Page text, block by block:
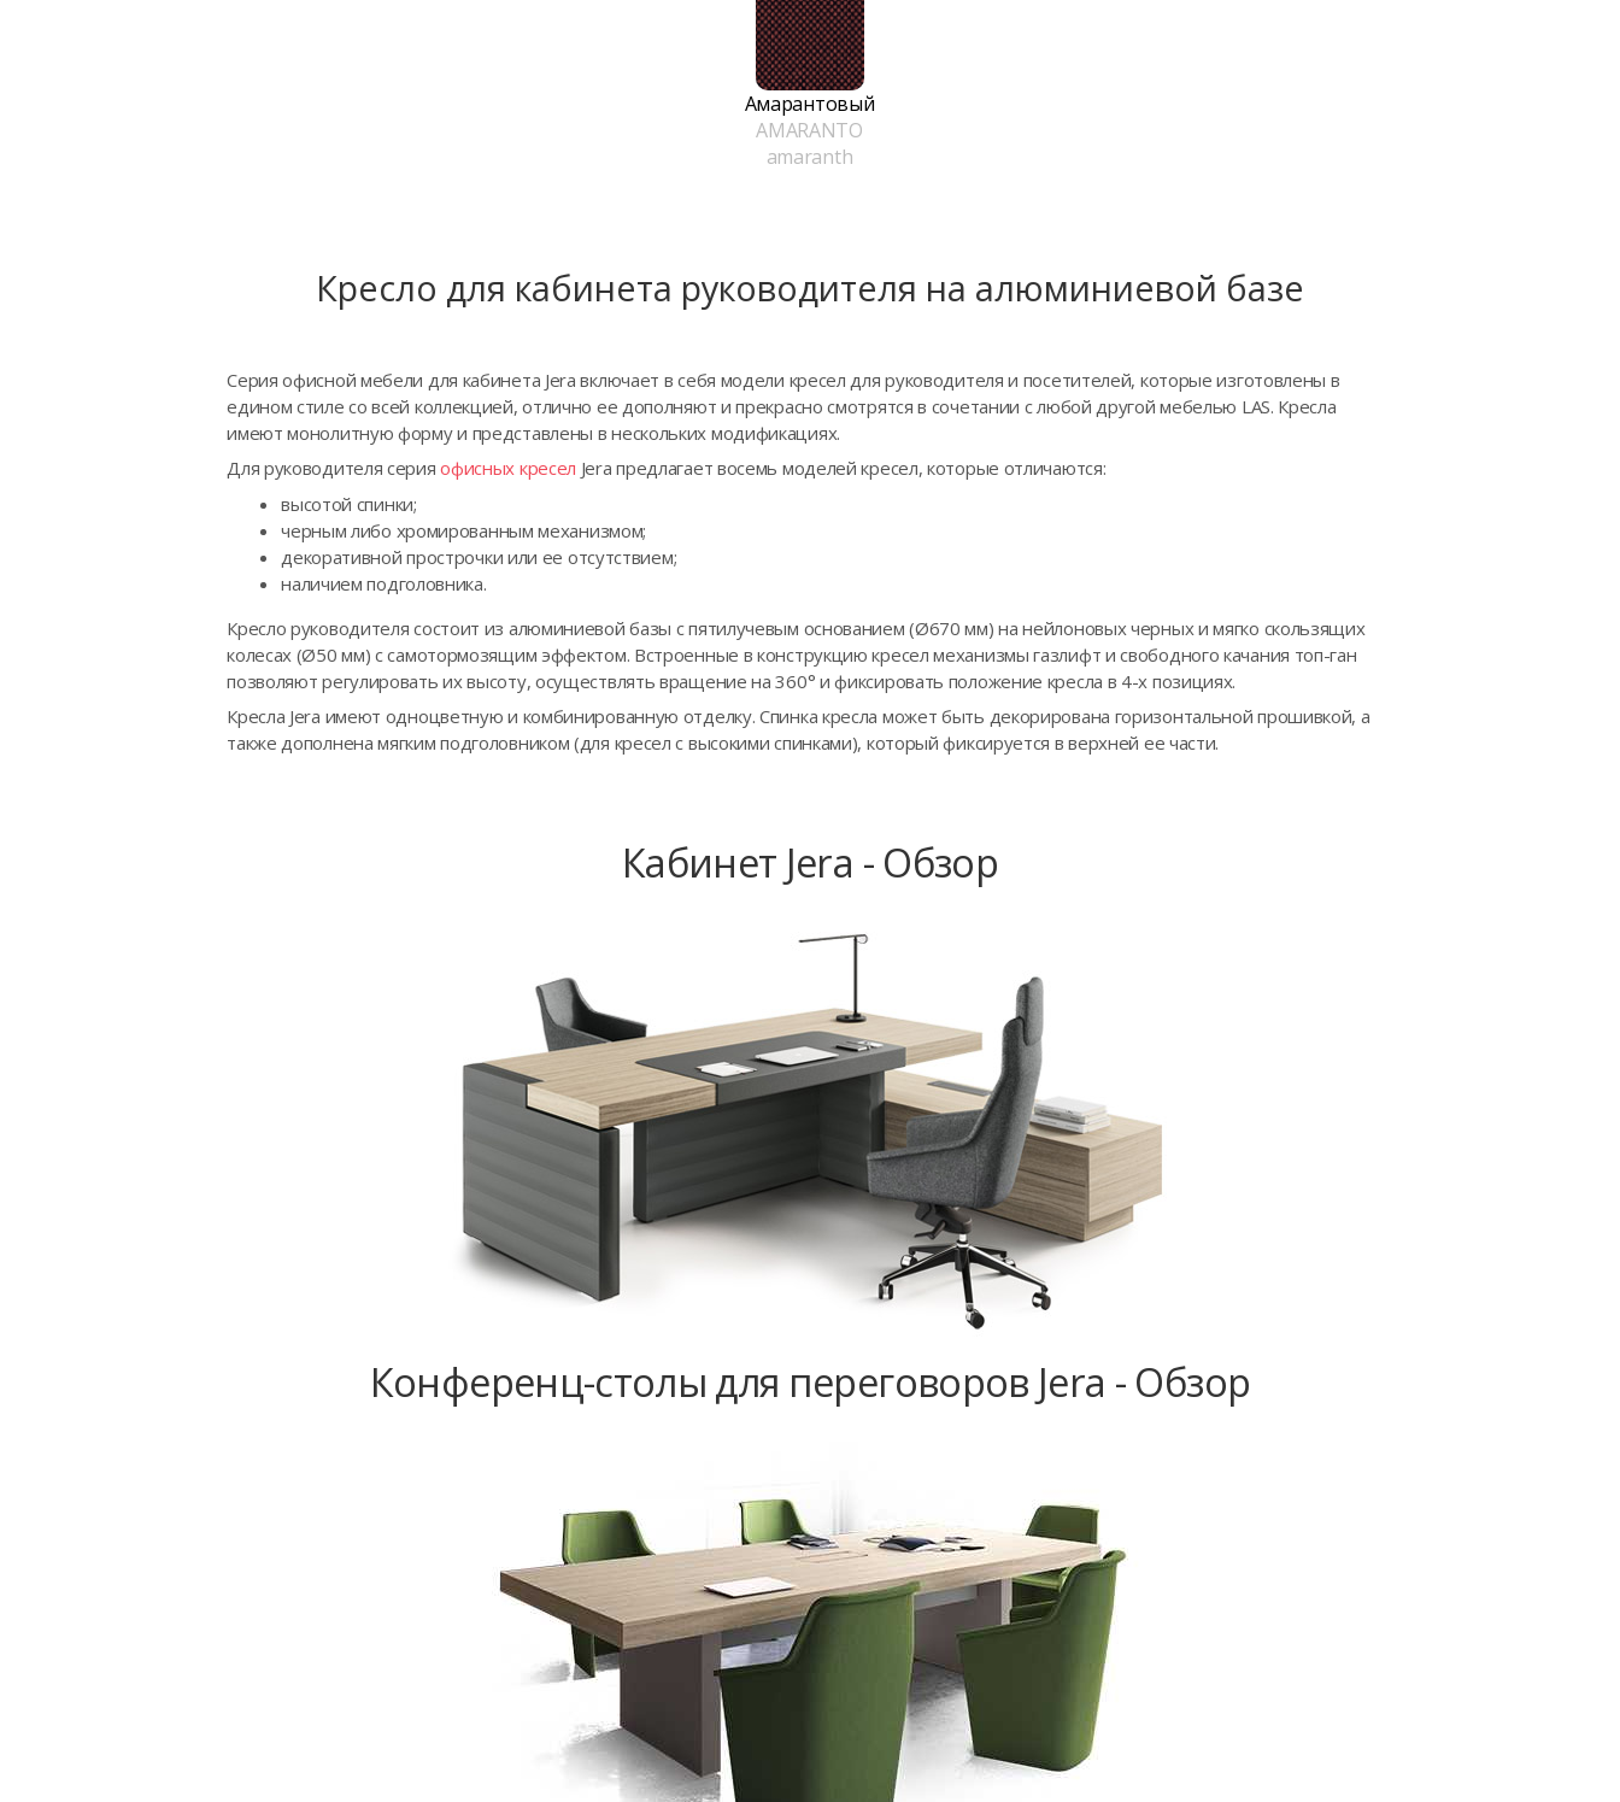
Амарантовый
AMARANTO
amaranth
Кресло для кабинета руководителя на алюминиевой базе
Серия офисной мебели для кабинета Jera включает в себя модели кресел для руководителя и посетителей, которые изготовлены в
едином стиле со всей коллекцией, отлично ее дополняют и прекрасно смотрятся в сочетании с любой другой мебелью LAS. Кресла
имеют монолитную форму и представлены в нескольких модификациях.
Для руководителя серияофисных кресел Jera предлагает восемь моделей кресел, которые отличаются:
высотой спинки;
черным либо хромированным механизмом;
декоративной прострочки или ее отсутствием;
наличием подголовника.
Кресло руководителя состоит из алюминиевой базы с пятилучевым основанием (Ø670 мм) на нейлоновых черных и мягко скользящих
колесах (Ø50 мм) с самотормозящим эффектом. Встроенные в конструкцию кресел механизмы газлифт и свободного качания топ-ган
позволяют регулировать их высоту, осуществлять вращение на 360° и фиксировать положение кресла в 4-х позициях.
Кресла Jera имеют одноцветную и комбинированную отделку. Спинка кресла может быть декорирована горизонтальной прошивкой, а
также дополнена мягким подголовником (для кресел с высокими спинками), который фиксируется в верхней ее части.
Кабинет Jera - Обзор
Конференц-столы для переговоров Jera - Обзор